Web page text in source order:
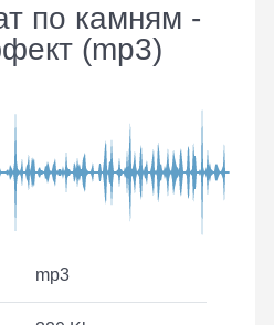
по камням -
(mp3)
mp3